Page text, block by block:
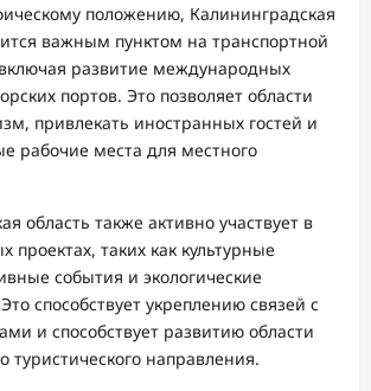
положению, Калининградская
важным пунктом на транспортной
развитие международных
портов. Это позволяет области
привлекать иностранных гостей и
рабочие места для местного
область также активно участвует в
таких как культурные
события и экологические
способствует укреплению связей с
и способствует развитию области
туристического направления.